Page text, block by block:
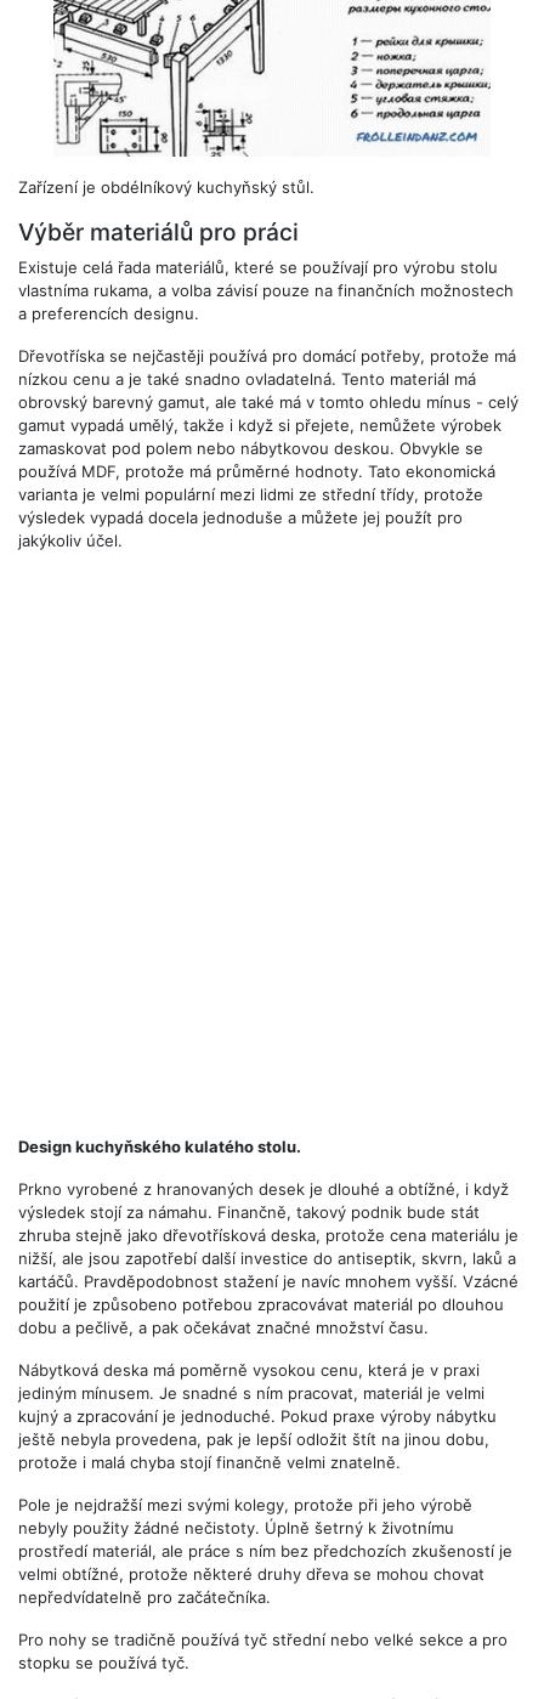
Zařízení je obdélníkový kuchyňský stůl.
Výběr materiálů pro práci
Existuje celá řada materiálů, které se používají pro výrobu stolu
vlastníma rukama, a volba závisí pouze na finančních možnostech
a preferencích designu.
Dřevotříska se nejčastěji používá pro domácí potřeby, protože má
nízkou cenu a je také snadno ovladatelná. Tento materiál má
obrovský barevný gamut, ale také má v tomto ohledu mínus - celý
gamut vypadá umělý, takže i když si přejete, nemůžete výrobek
zamaskovat pod polem nebo nábytkovou deskou. Obvykle se
používá MDF, protože má průměrné hodnoty. Tato ekonomická
varianta je velmi populární mezi lidmi ze střední třídy, protože
výsledek vypadá docela jednoduše a můžete jej použít pro
jakýkoliv účel.
Design kuchyňského kulatého stolu.
Prkno vyrobené z hranovaných desek je dlouhé a obtížné, i když
výsledek stojí za námahu. Finančně, takový podnik bude stát
zhruba stejně jako dřevotřísková deska, protože cena materiálu je
nižší, ale jsou zapotřebí další investice do antiseptik, skvrn, laků a
kartáčů. Pravděpodobnost stažení je navíc mnohem vyšší. Vzácné
použití je způsobeno potřebou zpracovávat materiál po dlouhou
dobu a pečlivě, a pak očekávat značné množství času.
Nábytková deska má poměrně vysokou cenu, která je v praxi
jediným mínusem. Je snadné s ním pracovat, materiál je velmi
kujný a zpracování je jednoduché. Pokud praxe výroby nábytku
ještě nebyla provedena, pak je lepší odložit štít na jinou dobu,
protože i malá chyba stojí finančně velmi znatelně.
Pole je nejdražší mezi svými kolegy, protože při jeho výrobě
nebyly použity žádné nečistoty. Úplně šetrný k životnímu
prostředí materiál, ale práce s ním bez předchozích zkušeností je
velmi obtížné, protože některé druhy dřeva se mohou chovat
nepředvídatelně pro začátečníka.
Pro nohy se tradičně používá tyč střední nebo velké sekce a pro
stopku se používá tyč.